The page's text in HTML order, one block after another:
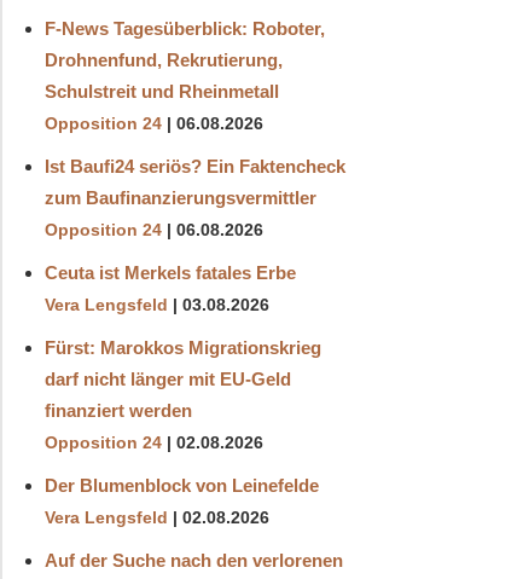
F-News Tagesüberblick: Roboter,
Drohnenfund, Rekrutierung,
Schulstreit und Rheinmetall
Opposition 24 06.08.2026
Ist Baufi24 seriös? Ein Faktencheck
zum Baufinanzierungsvermittler
Opposition 24 06.08.2026
Ceuta ist Merkels fatales Erbe
Vera Lengsfeld 03.08.2026
Fürst: Marokkos Migrationskrieg
darf nicht länger mit EU-Geld
finanziert werden
Opposition 24 02.08.2026
Der Blumenblock von Leinefelde
Vera Lengsfeld 02.08.2026
Auf der Suche nach den verlorenen